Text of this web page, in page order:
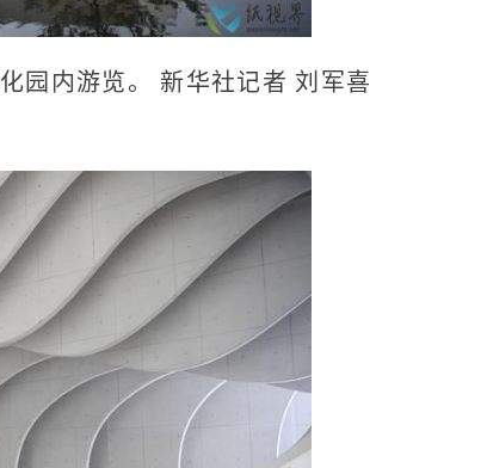
园内游览。 新华社记者 刘军喜